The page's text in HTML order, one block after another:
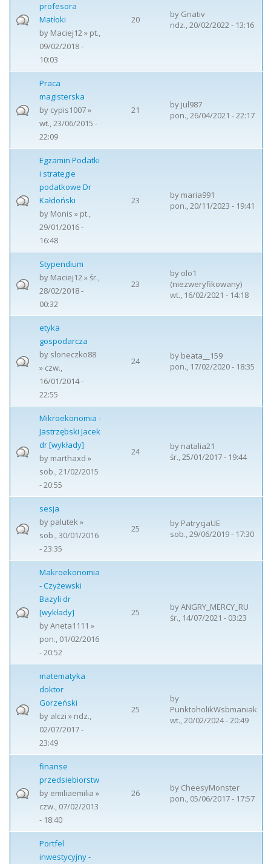
profesora
Matłoki
by Maciej12» pt.,
09/02/2018 -
10:03
20 by Gnativ
ndz., 20/02/2022 - 13:16
Praca
magisterska
by cypis1007»
wt., 23/06/2015 -
22:09
21 by jul987
pon., 26/04/2021 - 22:17
Egzamin Podatki
i strategie
podatkowe Dr
Kałdoński
by Monis » pt.,
29/01/2016 -
16:48
23 by maria991
pon., 20/11/2023 - 19:41
Stypendium
by Maciej12» śr.,
28/02/2018 -
00:32
23
by olo1
(niezweryfikowany)
wt., 16/02/2021 - 14:18
etyka
gospodarcza
by sloneczko88
» czw.,
16/01/2014 -
22:55
24 by beata__159
pon., 17/02/2020 - 18:35
Mikroekonomia -
Jastrzębski Jacek
dr [wykłady]
by marthaxd »
sob., 21/02/2015
- 20:55
24 by natalia21
śr., 25/01/2017 - 19:44
sesja
by palutek»
sob., 30/01/2016
- 23:35
25 by PatrycjaUE
sob., 29/06/2019 - 17:30
Makroekonomia
- Czyżewski
Bazyli dr
[wykłady]
byAneta1111 »
pon., 01/02/2016
- 20:52
25 byANGRY_MERCY_RU
śr., 14/07/2021 - 03:23
matematyka
doktor
Gorzeński
by alczi » ndz.,
02/07/2017 -
23:49
25
by
PunktoholikWsbmaniak
wt., 20/02/2024 - 20:49
finanse
przedsiebiorstw
by emiliaemilia »
czw., 07/02/2013
- 18:40
26 by CheesyMonster
pon., 05/06/2017 - 17:57
Portfel
inwestycyjny -